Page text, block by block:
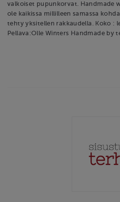
valkoiset pupunkorvat. Handmade
ole kaikissa millilleen samassa
tehty yksitellen rakkaudella. Koko :
Pellava:Olle Winters Handmade by